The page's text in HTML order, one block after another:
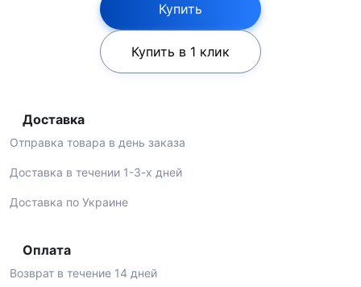
Купить
Купить в 1 клик
Доставка
Отправка товара в день заказа
Доставка в течении 1-3-х дней
Доставка по Украине
Оплата
Возврат в течение 14 дней